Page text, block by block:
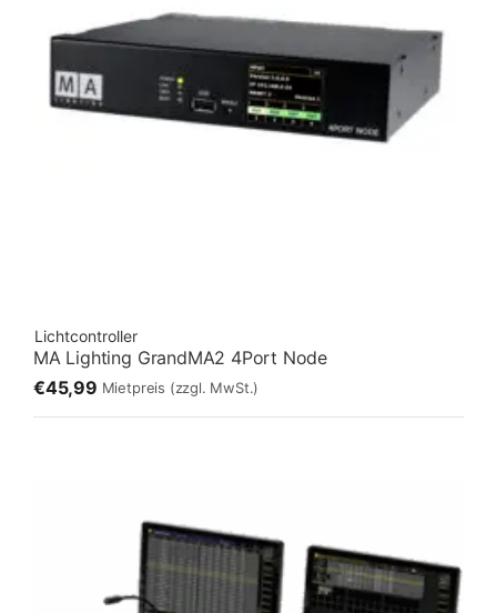
Lichtcontroller
MA Lighting GrandMA2 4Port Node
€45,99 Mietpreis (zzgl. MwSt.)